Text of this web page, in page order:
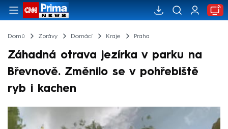
Domů Zprávy Domácí Kraje Praha
Záhadná otrava jezírka v parku na
Břevnově. Změnilo se v pohřebiště
ryb i kachen